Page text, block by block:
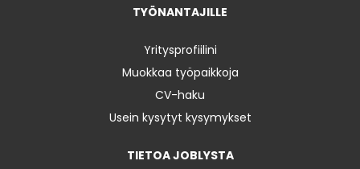
TYÖNANTAJILLE
Yritysprofiilini
Muokkaa työpaikkoja
CV-haku
Usein kysytyt kysymykset
TIETOA JOBLYSTA